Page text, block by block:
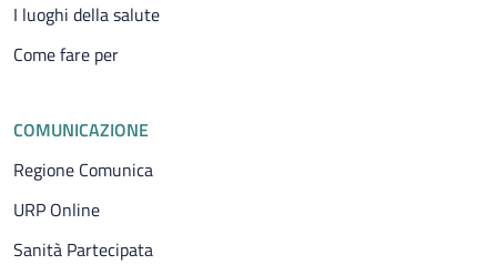
I luoghi della salute
Come fare per
COMUNICAZIONE
Regione Comunica
URP Online
Sanità Partecipata